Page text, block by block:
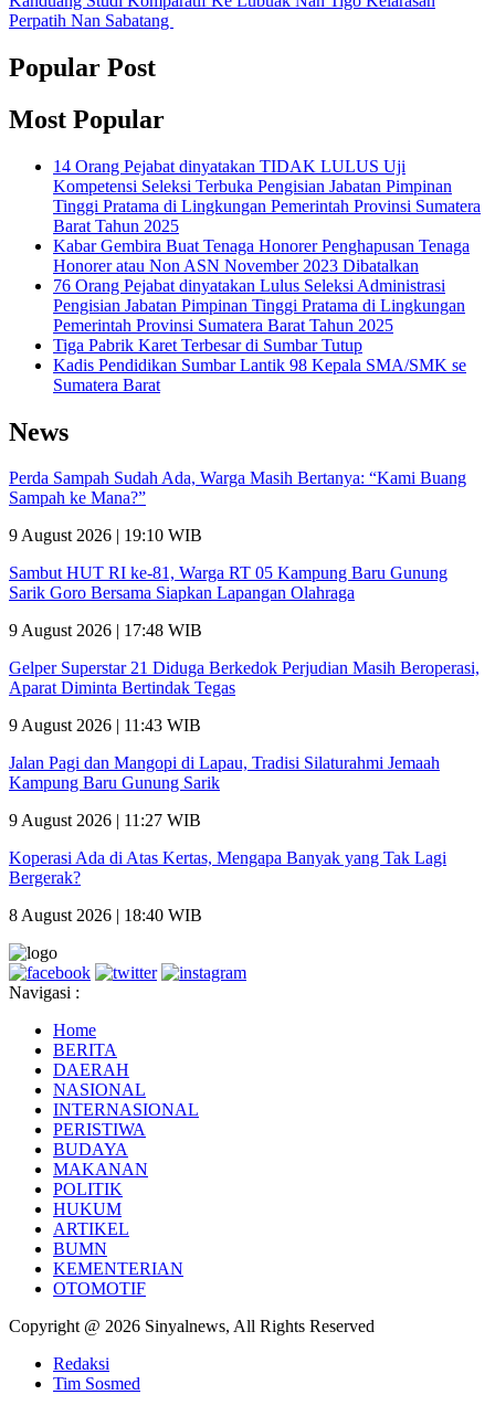
Perpatih Nan Sabatang
Popular Post
Most Popular
14 Orang Pejabat dinyatakan TIDAK LULUS Uji
Kompetensi Seleksi Terbuka Pengisian Jabatan Pimpinan
Tinggi Pratama di Lingkungan Pemerintah Provinsi Sumatera
Barat Tahun 2025
Kabar Gembira Buat Tenaga Honorer Penghapusan Tenaga
Honorer atau Non ASN November 2023 Dibatalkan
76 Orang Pejabat dinyatakan Lulus Seleksi Administrasi
Pengisian Jabatan Pimpinan Tinggi Pratama di Lingkungan
Pemerintah Provinsi Sumatera Barat Tahun 2025
Tiga Pabrik Karet Terbesar di Sumbar Tutup
Kadis Pendidikan Sumbar Lantik 98 Kepala SMA/SMK se
Sumatera Barat
News
Perda Sampah Sudah Ada, Warga Masih Bertanya: “Kami Buang
Sampah ke Mana?”
9 August 2026 | 19:10 WIB
Sambut HUT RI ke-81, Warga RT 05 Kampung Baru Gunung
Sarik Goro Bersama Siapkan Lapangan Olahraga
9 August 2026 | 17:48 WIB
Gelper Superstar 21 Diduga Berkedok Perjudian Masih Beroperasi,
Aparat Diminta Bertindak Tegas
9 August 2026 | 11:43 WIB
Jalan Pagi dan Mangopi di Lapau, Tradisi Silaturahmi Jemaah
Kampung Baru Gunung Sarik
9 August 2026 | 11:27 WIB
Koperasi Ada di Atas Kertas, Mengapa Banyak yang Tak Lagi
Bergerak?
8 August 2026 | 18:40 WIB
Navigasi :
Home
BERITA
DAERAH
NASIONAL
INTERNASIONAL
PERISTIWA
BUDAYA
MAKANAN
POLITIK
HUKUM
ARTIKEL
BUMN
KEMENTERIAN
OTOMOTIF
Copyright @ 2026 Sinyalnews, All Rights Reserved
Redaksi
Tim Sosmed